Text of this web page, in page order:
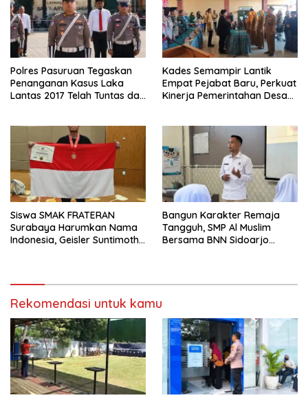
Polres Pasuruan Tegaskan
Penanganan Kasus Laka
Lantas 2017 Telah Tuntas dan
Kades Semampir Lantik
Empat Pejabat Baru, Perkuat
Kinerja Pemerintahan Desa
Siswa SMAK FRATERAN
Surabaya Harumkan Nama
Indonesia, Geisler Suntimothy
Bangun Karakter Remaja
Tangguh, SMP Al Muslim
Bersama BNN Sidoarjo
Rekomendasi untuk kamu